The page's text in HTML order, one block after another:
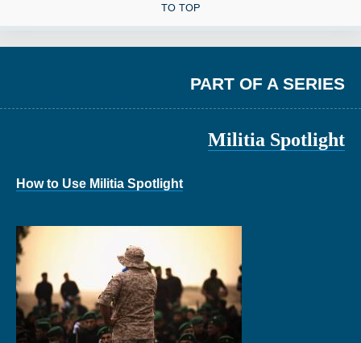
TO TOP
PART OF A SERIES
Militia Spotlight
How to Use Militia Spotlight